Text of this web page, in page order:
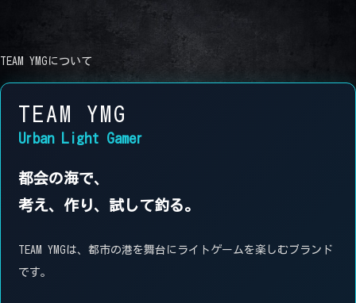
TEAM YMGについて
TEAM YMG
Urban Light Gamer
都会の海で、
考え、作り、試して釣る。
TEAM YMGは、都市の港を舞台にライトゲームを楽しむブランド
です。